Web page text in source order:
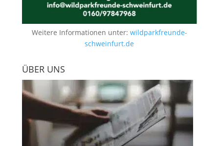
Weitere Informationen unter: wildparkfreunde-
schweinfurt.de
ÜBER UNS